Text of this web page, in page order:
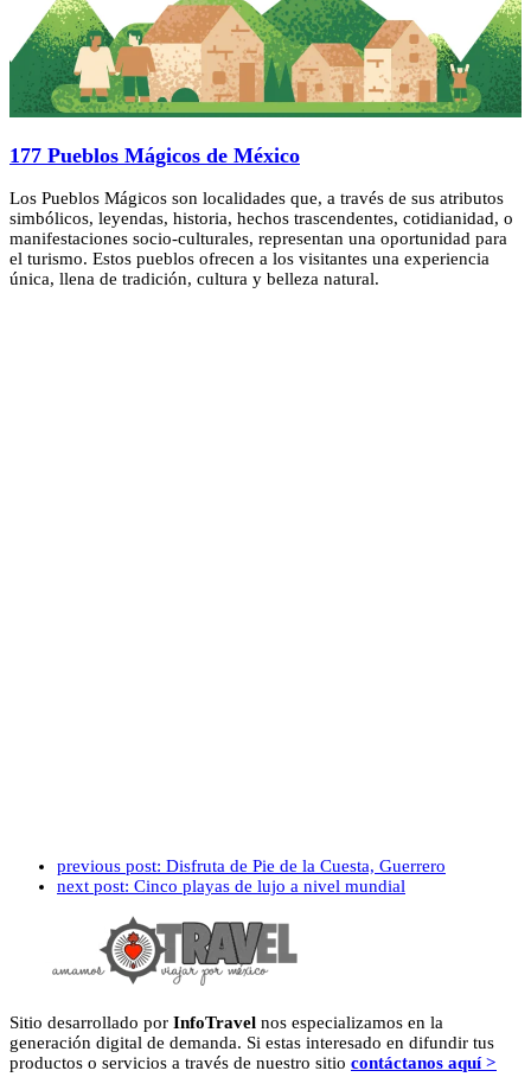
177 Pueblos Mágicos de México
Los Pueblos Mágicos son localidades que, a través de sus atributos
simbólicos, leyendas, historia, hechos trascendentes, cotidianidad, o
manifestaciones socio-culturales, representan una oportunidad para
el turismo. Estos pueblos ofrecen a los visitantes una experiencia
única, llena de tradición, cultura y belleza natural.
previous post: Disfruta de Pie de la Cuesta, Guerrero
next post: Cinco playas de lujo a nivel mundial
Sitio desarrollado por InfoTravel nos especializamos en la
generación digital de demanda. Si estas interesado en difundir tus
productos o servicios a través de nuestro sitio contáctanos aquí >